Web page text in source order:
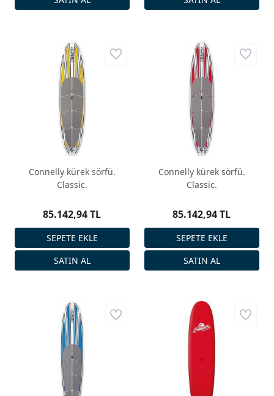
Connelly kürek sörfü.
Classic.
85.142,94 TL
Connelly kürek sörfü.
Classic.
85.142,94 TL